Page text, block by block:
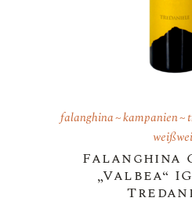
falanghina kampanien
Falanghina
„Valbea“